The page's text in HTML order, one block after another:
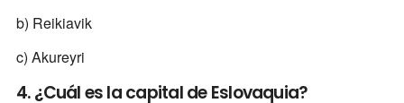
b) Reikiavik
c) Akureyri
4. ¿Cuál es la capital de Eslovaquia?